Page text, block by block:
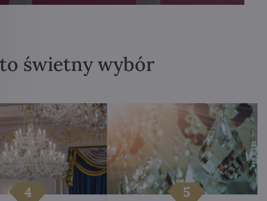
świetny wybór